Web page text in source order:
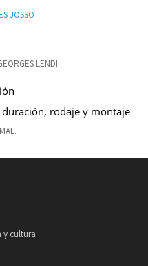
JOSSO
LENDI
rodaje y montaje
y cultura